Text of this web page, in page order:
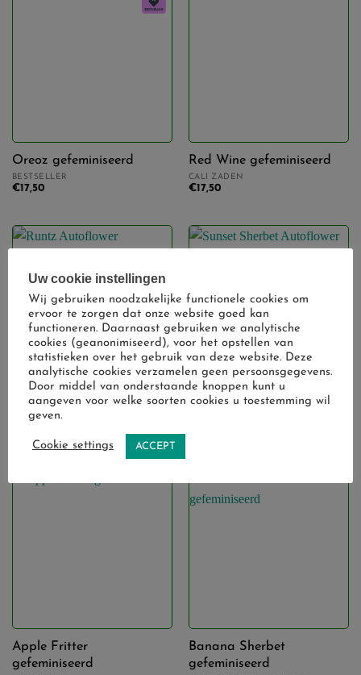
BESTSELLER
Oreoz gefeminiseerd
€17,50
CALI ZADEN
Red Wine gefeminiseerd
€17,50
AUTOFLOWER ZADEN
Runtz Autoflower Sunset Sherbet Autoflower
Apple Fritter
gefeminiseerd
Banana Sherbet
gefeminiseerd
Uw cookie instellingen
Wij gebruiken noodzakelijke functionele cookies om
ervoor te zorgen dat onze website goed kan
functioneren. Daarnaast gebruiken we analytische
cookies (geanonimiseerd), voor het opstellen van
statistieken over het gebruik van deze website. Deze
analytische cookies verzamelen geen persoonsgegevens.
Door middel van onderstaande knoppen kunt u
aangeven voor welke soorten cookies u toestemming wil
geven.
Cookie settings ACCEPT